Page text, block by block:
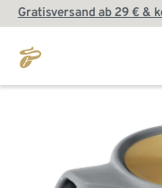
Gratisversand ab 29 € &